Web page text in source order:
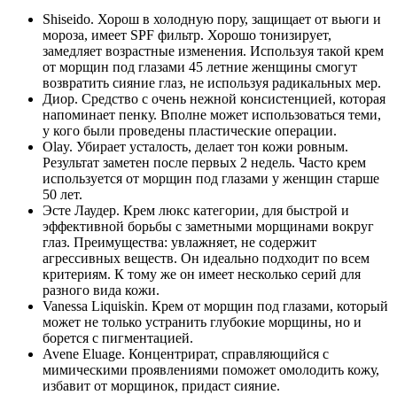
Shiseido. Хорош в холодную пору, защищает от вьюги и
мороза, имеет SPF фильтр. Хорошо тонизирует,
замедляет возрастные изменения. Используя такой крем
от морщин под глазами 45 летние женщины смогут
возвратить сияние глаз, не используя радикальных мер.
Диор. Средство с очень нежной консистенцией, которая
напоминает пенку. Вполне может использоваться теми,
у кого были проведены пластические операции.
Olay. Убирает усталость, делает тон кожи ровным.
Результат заметен после первых 2 недель. Часто крем
используется от морщин под глазами у женщин старше
50 лет.
Эсте Лаудер. Крем люкс категории, для быстрой и
эффективной борьбы с заметными морщинами вокруг
глаз. Преимущества: увлажняет, не содержит
агрессивных веществ. Он идеально подходит по всем
критериям. К тому же он имеет несколько серий для
разного вида кожи.
Vanessa Liquiskin. Крем от морщин под глазами, который
может не только устранить глубокие морщины, но и
борется с пигментацией.
Avene Eluage. Концентрират, справляющийся с
мимическими проявлениями поможет омолодить кожу,
избавит от морщинок, придаст сияние.